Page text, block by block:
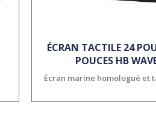
ÉCRAN TACTILE 24
POUCES HB
Écran marine homologué et